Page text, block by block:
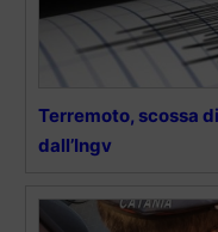
Terremoto, scossa
dall’Ingv